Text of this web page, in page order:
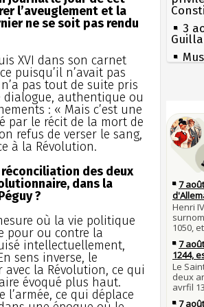
l’aveuglement et la
ne se soit pas rendu
XVI dans son carnet
puisqu’il n’avait pas
pas tout de suite pris
dialogue, authentique ou
: « Mais c’est une
par le récit de la mort de
refus de verser le sang,
à la Révolution.
des deux
dans la
?
où la vie politique
pour ou contre la
intellectuellement,
sens inverse, le
la Révolution, ce qui
évoqué plus haut.
l’armée, ce qui déplace
3
1er
les
en
30
29
la
28
27
Qui
mort
son